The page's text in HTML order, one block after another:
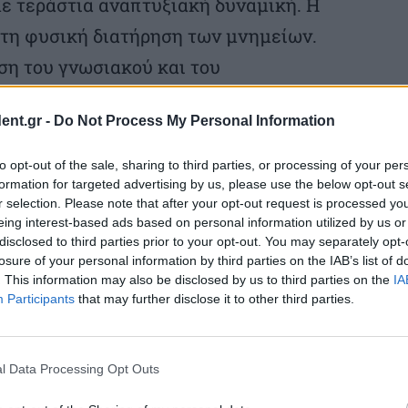
- Do Not Process My Personal Information
opt-out of the sale, sharing to third parties, or processing of your
for targeted advertising by us, please use the below opt-out
selection. Please note that after your opt-out request is processed
interest-based ads based on personal information utilized by us
to third parties prior to your opt-out. You may separately
of your personal information by third parties on the IAB’s list of
This information may also be disclosed by us to third parties on the
Participants that may further disclose it to other third parties.
Data Processing Opt Outs
φυσική διατήρηση των μνημείων.
του γνωσιακού και του
της ιστορίας και του
το πλαίσιο της κατανόησης και της
και σημαντικά στο παρόν, και τα
διασυνδέοντάς τα με τις γενιές που
και της τεκμηρίωσης για την
προστασίας, η Λίνα Μενδώνη είπε πως
η τεκμηρίωση και η οργάνωση